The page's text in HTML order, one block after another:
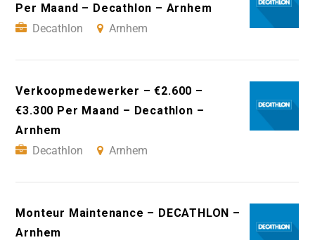
Per Maand – Decathlon – Arnhem
Decathlon
Arnhem
Verkoopmedewerker – €2.600 –
€3.300 Per Maand – Decathlon –
Arnhem
Decathlon
Arnhem
Monteur Maintenance – DECATHLON –
Arnhem